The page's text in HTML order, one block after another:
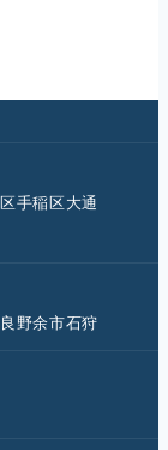
手稲区大通
野余市石狩